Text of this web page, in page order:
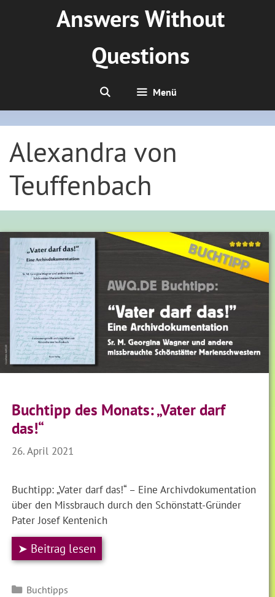
Answers Without
Questions
Menü
Alexandra von
Teuffenbach
Buchtipp des Monats: „Vater darf
das!“
26. April 2021
Buchtipp: „Vater darf das!“ – Eine Archivdokumentation
über den Missbrauch durch den Schönstatt-Gründer
Pater Josef Kentenich
➤ Beitrag lesen
Kategorien
Buchtipps